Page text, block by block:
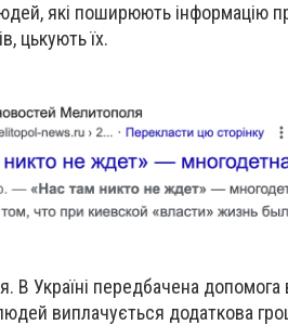
які поширюють інформацію
цькують їх.
В Україні передбачена
виплачується додаткова